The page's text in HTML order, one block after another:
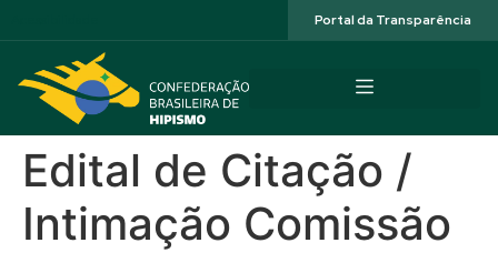
Portal da Transparência
Edital de Citação /
Intimação Comissão